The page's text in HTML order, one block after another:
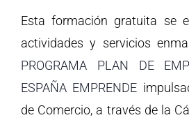
Esta formación gratuita se
actividades y servicios
PROGRAMA PLAN DE
ESPAÑA EMPRENDE
de Comercio, a través de la